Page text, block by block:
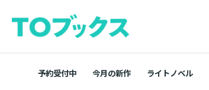
予約受付中 今月の新作 ライトノベル